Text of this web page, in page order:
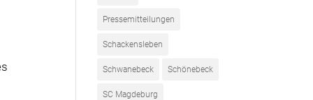
Pressemitteilungen
Schackensleben
Schwanebeck Schönebeck
SC Magdeburg